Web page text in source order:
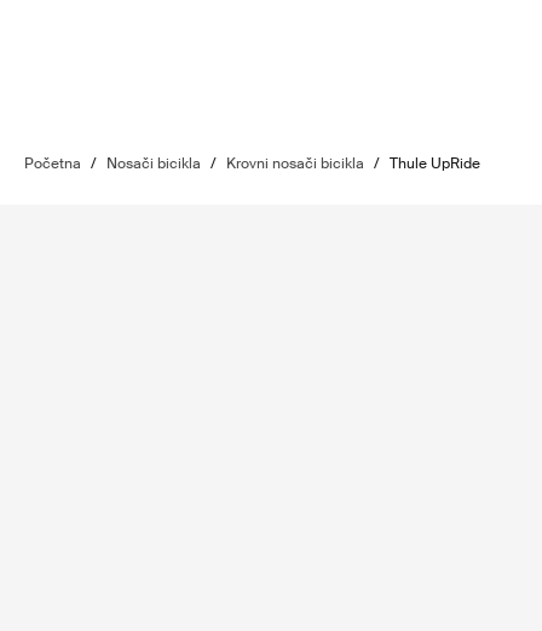
Početna / Nosači bicikla / Krovni nosači bicikla / Thule UpRide